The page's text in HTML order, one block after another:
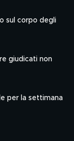
sul corpo degli
giudicati non
per la settimana